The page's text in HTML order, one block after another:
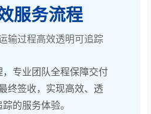
服务流程
输过程高效透明可追踪
专业团队全程保障交付
终签收，实现高效、透
的服务体验。